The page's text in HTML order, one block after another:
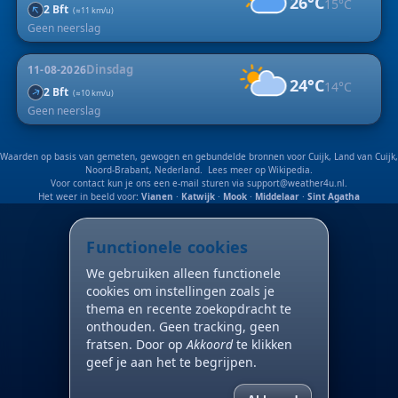
15°C
Geen neerslag
↑2 Bft (≈11 km/u)
11-08-2026Dinsdag
24°C14°C
Geen neerslag
↑2 Bft (≈10 km/u)
Waarden op basis van gemeten, gewogen en gebundelde bronnen voor Cuijk, Land van Cuijk,
Noord-Brabant, Nederland. Lees meer op Wikipedia.
Voor contact kun je ons een e-mail sturen via support@weather4u.nl.
Het weer in beeld voor: Vianen · Katwijk · Mook · Middelaar · Sint Agatha
Functionele cookies
We gebruiken alleen functionele
cookies om instellingen zoals je
thema en recente zoekopdracht te
onthouden. Geen tracking, geen
fratsen. Door opAkkoordte klikken
geef je aan het te begrijpen.